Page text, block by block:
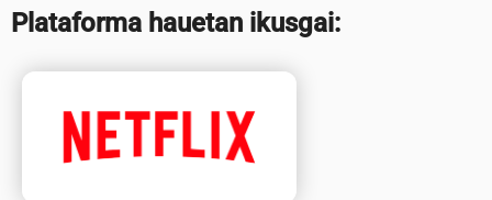
Plataforma hauetan ikusgai: